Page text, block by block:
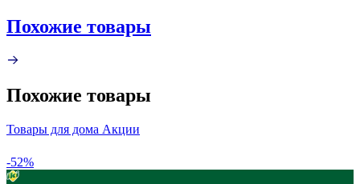
Похожие товары
Похожие товары
Товары для дома Акции
-52%